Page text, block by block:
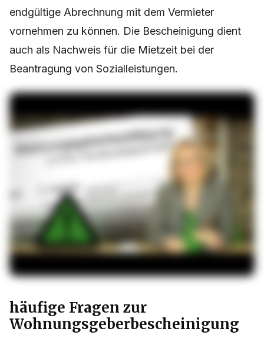
endgültige Abrechnung mit dem Vermieter
vornehmen zu können. Die Bescheinigung dient
auch als Nachweis für die Mietzeit bei der
Beantragung von Sozialleistungen.
häufige Fragen zur
Wohnungsgeberbescheinigung